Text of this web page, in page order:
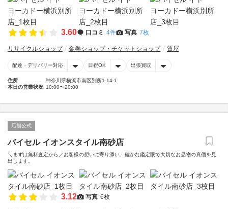
3.60 口コミ 4件 写真 7枚
リサイクルショップ 金券ショップ・チケットショップ 質屋
配達・デリバリー対応 日祝OK 出張買取
住所
神奈川県横浜市南区別所1-14-1
本日の営業状況 10:00〜20:00
店舗公式
バイセル イオンスタイル南砂店
＼まずは無料査定から／お客様の想いに寄り添い、確かな鑑定眼で大切なお品物の真価を見
出します。
3.12 写真 6枚